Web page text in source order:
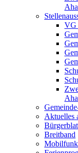
VG
Aktuelles
Breitband
Mobilfunk